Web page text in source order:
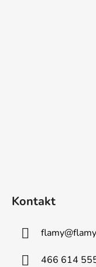
Kontakt
flamy@
466 614